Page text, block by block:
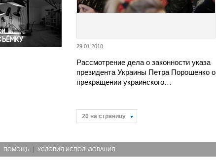
и бизнес
29.01.2018
Рассмотрение дела о законности указа
президента Украины Петра Порошенко о
прекращении украинского…
20 на страницу
ПОМОЩЬ УСЛОВИЯ ИСПОЛЬЗОВАНИЯ